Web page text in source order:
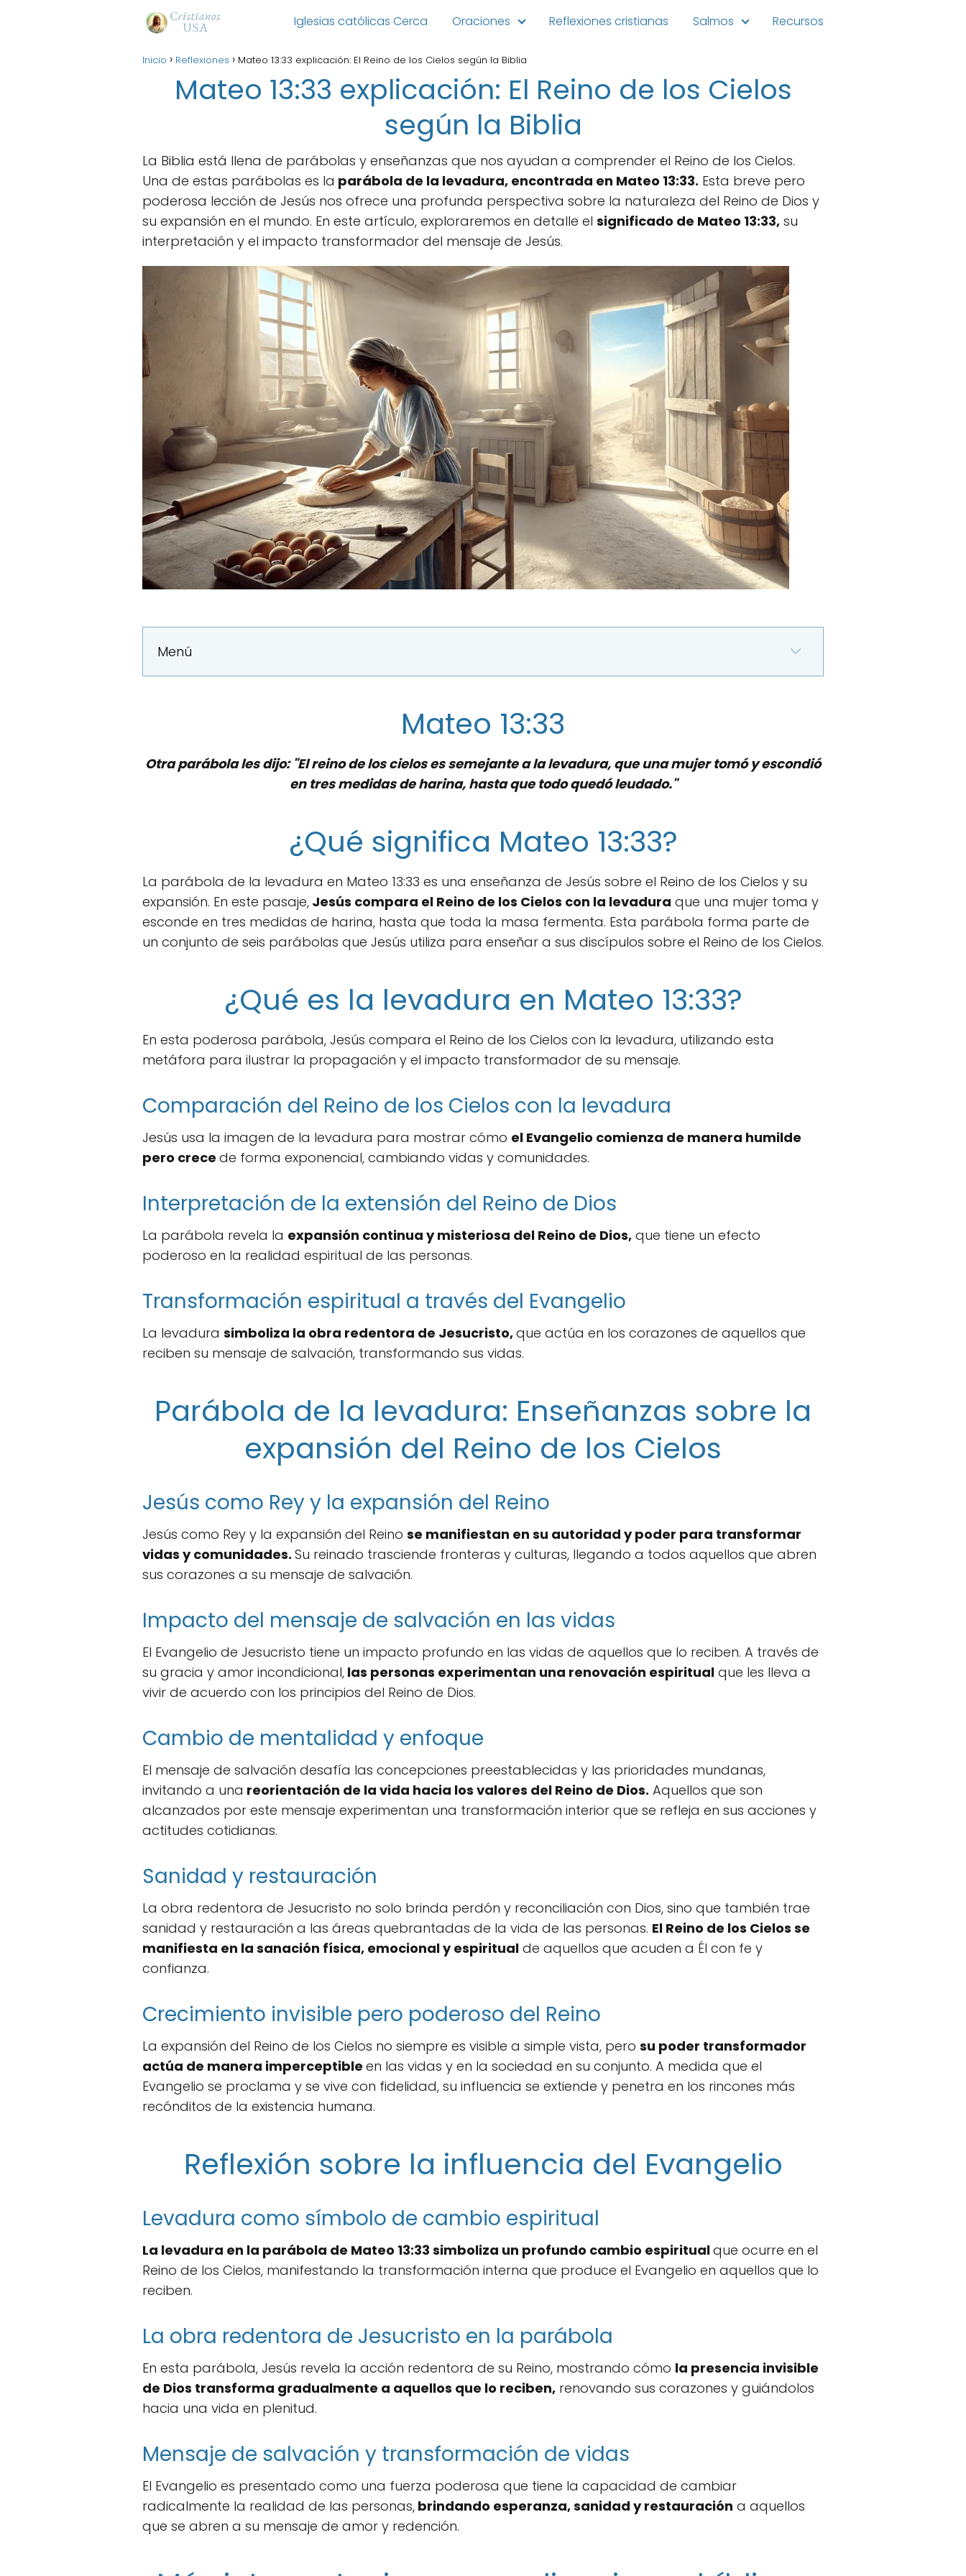
Iglesias católicas Cerca Oraciones Reflexiones cristianas Salmos Recursos
Inicio Reflexiones Mateo 13:33 explicación: El Reino de los Cielos según la Biblia
Mateo 13:33 explicación: El Reino de los Cielos
según la Biblia
La Biblia está llena de parábolas y enseñanzas que nos ayudan a comprender el Reino de los Cielos.
Una de estas parábolas es la parábola de la levadura, encontrada en Mateo 13:33. Esta breve pero
poderosa lección de Jesús nos ofrece una profunda perspectiva sobre la naturaleza del Reino de Dios y
su expansión en el mundo. En este artículo, exploraremos en detalle el significado de Mateo 13:33, su
interpretación y el impacto transformador del mensaje de Jesús.
Menú
Mateo 13:33
Otra parábola les dijo: "El reino de los cielos es semejante a la levadura, que una mujer tomó y escondió
en tres medidas de harina, hasta que todo quedó leudado."
¿Qué significa Mateo 13:33?
La parábola de la levadura en Mateo 13:33 es una enseñanza de Jesús sobre el Reino de los Cielos y su
expansión. En este pasaje, Jesús compara el Reino de los Cielos con la levadura que una mujer toma y
esconde en tres medidas de harina, hasta que toda la masa fermenta. Esta parábola forma parte de
un conjunto de seis parábolas que Jesús utiliza para enseñar a sus discípulos sobre el Reino de los Cielos.
¿Qué es la levadura en Mateo 13:33?
En esta poderosa parábola, Jesús compara el Reino de los Cielos con la levadura, utilizando esta
metáfora para ilustrar la propagación y el impacto transformador de su mensaje.
Comparación del Reino de los Cielos con la levadura
Jesús usa la imagen de la levadura para mostrar cómo el Evangelio comienza de manera humilde
pero crece de forma exponencial, cambiando vidas y comunidades.
Interpretación de la extensión del Reino de Dios
La parábola revela la expansión continua y misteriosa del Reino de Dios, que tiene un efecto
poderoso en la realidad espiritual de las personas.
Transformación espiritual a través del Evangelio
La levadura simboliza la obra redentora de Jesucristo,que actúa en los corazones de aquellos que
reciben su mensaje de salvación, transformando sus vidas.
Parábola de la levadura: Enseñanzas sobre la
expansión del Reino de los Cielos
Jesús como Rey y la expansión del Reino
Jesús como Rey y la expansión del Reino se manifiestan en su autoridad y poder para transformar
vidas y comunidades. Su reinado trasciende fronteras y culturas, llegando a todos aquellos que abren
sus corazones a su mensaje de salvación.
Impacto del mensaje de salvación en las vidas
El Evangelio de Jesucristo tiene un impacto profundo en las vidas de aquellos que lo reciben. A través de
su gracia y amor incondicional, las personas experimentan una renovación espiritual que les lleva a
vivir de acuerdo con los principios del Reino de Dios.
Cambio de mentalidad y enfoque
El mensaje de salvación desafía las concepciones preestablecidas y las prioridades mundanas,
invitando a una reorientación de la vida hacia los valores del Reino de Dios. Aquellos que son
alcanzados por este mensaje experimentan una transformación interior que se refleja en sus acciones y
actitudes cotidianas.
Sanidad y restauración
La obra redentora de Jesucristo no solo brinda perdón y reconciliación con Dios, sino que también trae
sanidad y restauración a las áreas quebrantadas de la vida de las personas. El Reino de los Cielos se
manifiesta en la sanación física, emocional y espiritual de aquellos que acuden a Él con fe y
confianza.
Crecimiento invisible pero poderoso del Reino
La expansión del Reino de los Cielos no siempre es visible a simple vista, pero su poder transformador
actúa de manera imperceptible en las vidas y en la sociedad en su conjunto. A medida que el
Evangelio se proclama y se vive con fidelidad, su influencia se extiende y penetra en los rincones más
recónditos de la existencia humana.
Reflexión sobre la influencia del Evangelio
Levadura como símbolo de cambio espiritual
La levadura en la parábola de Mateo 13:33 simboliza un profundo cambio espiritualque ocurre en el
Reino de los Cielos, manifestando la transformación interna que produce el Evangelio en aquellos que lo
reciben.
La obra redentora de Jesucristo en la parábola
En esta parábola, Jesús revela la acción redentora de su Reino, mostrando cómo la presencia invisible
de Dios transforma gradualmente a aquellos que lo reciben, renovando sus corazones y guiándolos
hacia una vida en plenitud.
Mensaje de salvación y transformación de vidas
El Evangelio es presentado como una fuerza poderosa que tiene la capacidad de cambiar
radicalmente la realidad de las personas, brindando esperanza, sanidad y restauración a aquellos
que se abren a su mensaje de amor y redención.